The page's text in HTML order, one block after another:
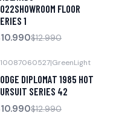
FLOOR
1
$12.990
Agotado
|GreenLight
DIPLOMAT 1985 HOT
SERIES 42
$12.990